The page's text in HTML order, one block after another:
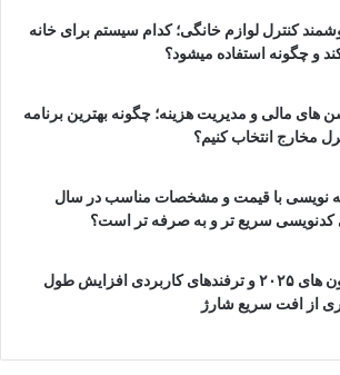
کنترل لوازم خانگی؛ کدام سیستم برای خانه
و چگونه استفاده میشود؟
های مالی و مدیریت هزینه؛ چگونه بهترین برنامه
مخارج انتخاب کنیم؟
نویسی با قیمت و مشخصات مناسب در سال
بررسی عمر باتری آیفون های ۲۰۲۵ و ترفندهای کاربردی افزایش طول
از افت سریع شارژ